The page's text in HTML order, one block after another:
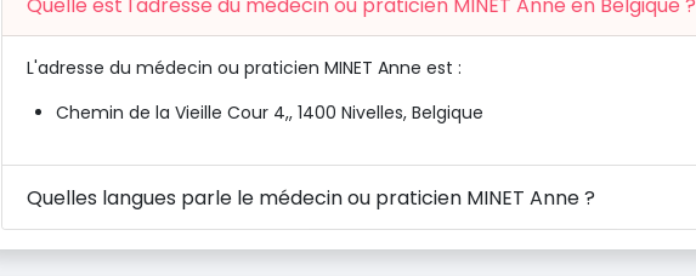
L'adresse du médecin ou praticien MINET Anne est :
Chemin de la Vieille Cour 4,, 1400 Nivelles, Belgique
Quelles langues parle le médecin ou praticien MINET Anne ?